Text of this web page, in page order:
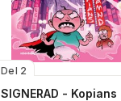
Del 2
SIGNERAD - Kopians